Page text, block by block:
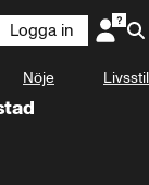
Logga in
Nöje Livsstil